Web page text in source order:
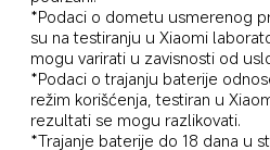
*Podaci o dometu usmerenog
su na testiranju u Xiaomi
mogu varirati u zavisnosti od
*Podaci o trajanju baterije
režim korišćenja, testiran u
rezultati se mogu razlikovati.
*Trajanje baterije do 18 dana u